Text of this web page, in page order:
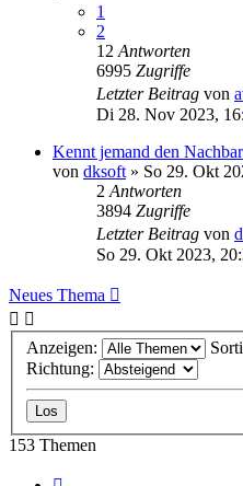
1
2
12 Antworten
6995 Zugriffe
Letzter Beitrag von
Di 28. Nov 2023,
Kennt jemand den
von dksoft » So 29. Okt
2 Antworten
3894 Zugriffe
Letzter Beitrag von
So 29. Okt 2023,
Neues Thema
Anzeigen:
Richtung:
153 Themen